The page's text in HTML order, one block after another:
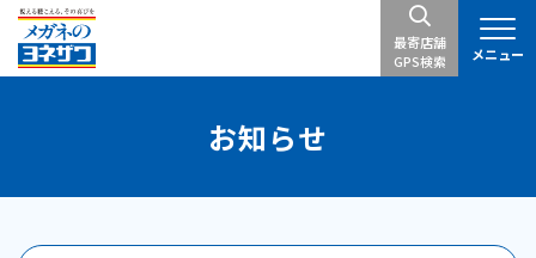
最寄店舗
GPS検索
お知らせ
メニュー